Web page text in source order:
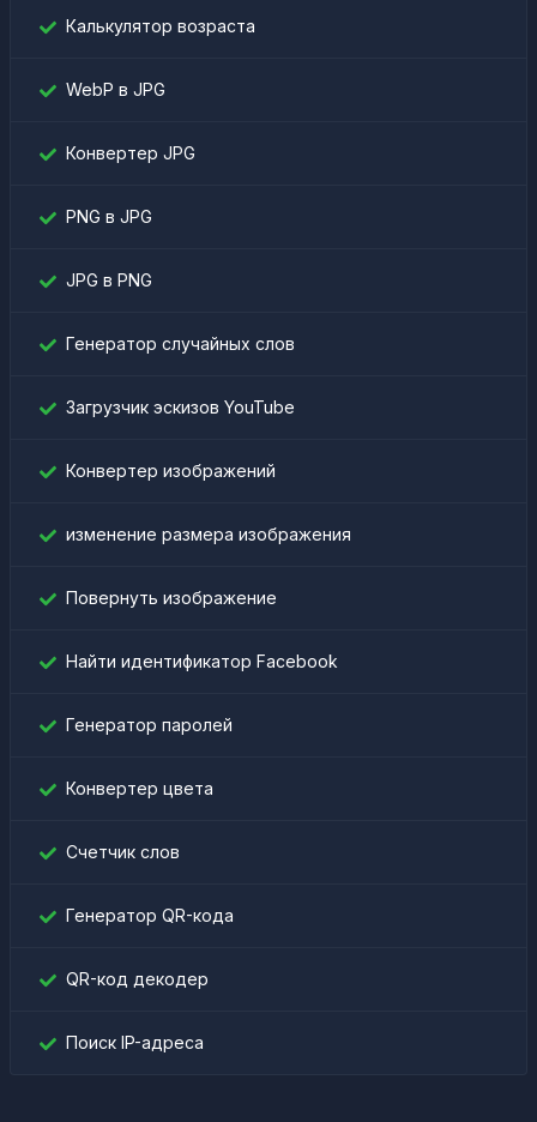
Калькулятор возраста
WebP в JPG
Конвертер JPG
PNG в JPG
JPG в PNG
Генератор случайных слов
Загрузчик эскизов YouTube
Конвертер изображений
изменение размера изображения
Повернуть изображение
Найти идентификатор Facebook
Генератор паролей
Конвертер цвета
Счетчик слов
Генератор QR-кода
QR-код декодер
Поиск IP-адреса